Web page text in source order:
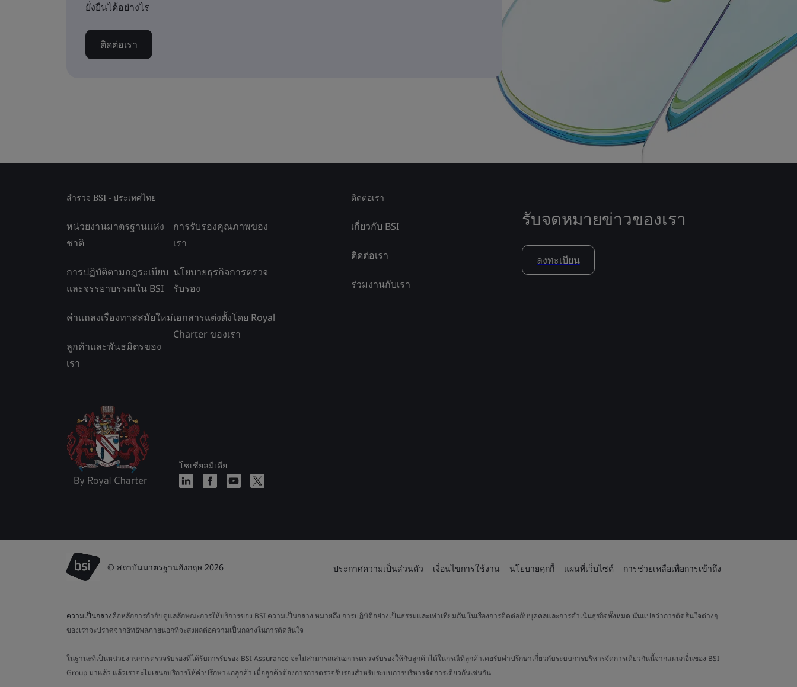
ยั่งยืนได้อย่างไร
ติดต่อเรา
สำรวจ BSI - ประเทศไทย
หน่วยงานมาตรฐานแห่ง
ชาติ
การปฏิบัติตามกฎระเบียบ
และจรรยาบรรณใน BSI
คำแถลงเรื่องทาสสมัยใหม่
ลูกค้าและพันธมิตรของ
เรา
การรับรองคุณภาพของ
เรา
นโยบายธุรกิจการตรวจ
รับรอง
เอกสารแต่งตั้งโดย Royal
Charter ของเรา
โซเชียลมีเดีย
ติดต่อเรา
เกี่ยวกับ BSI
ติดต่อเรา
ร่วมงานกับเรา
รับจดหมายข่าวของเรา
ลงทะเบียน
© สถาบันมาตรฐานอังกฤษ 2026 ประกาศความเป็นส่วนตัว เงื่อนไขการใช้งาน นโยบายคุกกี้ แผนที่เว็บไซต์ การช่วยเหลือเพื่อการเข้าถึง
ความเป็นกลางคือหลักการกำกับดูแลลักษณะการให้บริการของ BSI ความเป็นกลาง หมายถึง การปฏิบัติอย่างเป็นธรรมและเท่าเทียมกัน ในเรื่องการติดต่อกับบุคคลและการดำเนินธุรกิจทั้งหมด นั่นแปลว่าการตัดสินใจต่างๆ
ของเราจะปราศจากอิทธิพลภายนอกที่จะส่งผลต่อความเป็นกลางในการตัดสินใจ
ในฐานะที่เป็นหน่วยงานการตรวจรับรองที่ได้รับการรับรอง BSI Assurance จะไม่สามารถเสนอการตรวจรับรองให้กับลูกค้าได้ในกรณีที่ลูกค้าเคยรับคำปรึกษาเกี่ยวกับระบบการบริหารจัดการเดียวกันนี้จากแผนกอื่นของ BSI
Group มาแล้ว แล้วเราจะไม่เสนอบริการให้คำปรึกษาแก่ลูกค้า เมื่อลูกค้าต้องการการตรวจรับรองสำหรับระบบการบริหารจัดการเดียวกันเช่นกัน